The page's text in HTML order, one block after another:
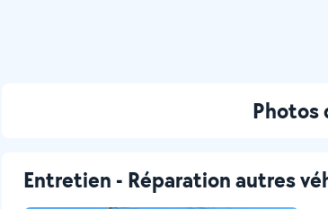
Photos
Entretien - Réparation autres